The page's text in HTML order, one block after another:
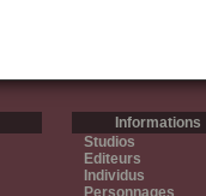
Informations
Studios
Editeurs
Individus
Personnages